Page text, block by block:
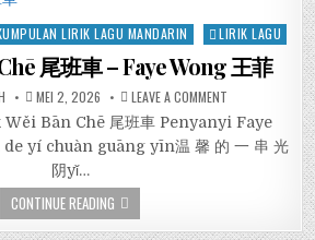
LIRIK LAGU MANDARIN LIRIK LAGU
尾班車 – Faye Wong 王菲
MEI 2, 2026 LEAVE A COMMENT
Bān Chē 尾班車 Penyanyi Faye
yí chuàn guāng yīn温 馨 的 一 串 光
阴yǐ…
CONTINUE READING